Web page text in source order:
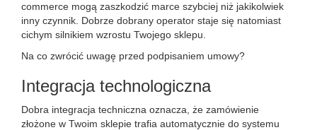
commerce mogą zaszkodzić marce szybciej niż jakikolwiek
inny czynnik. Dobrze dobrany operator staje się natomiast
cichym silnikiem wzrostu Twojego sklepu.
Na co zwrócić uwagę przed podpisaniem umowy?
Integracja technologiczna
Dobra integracja techniczna oznacza, że zamówienie
złożone w Twoim sklepie trafia automatycznie do systemu